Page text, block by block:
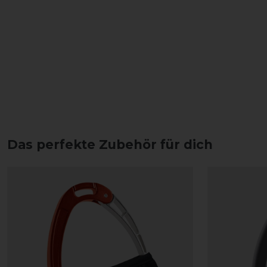
Das perfekte Zubehör für dich